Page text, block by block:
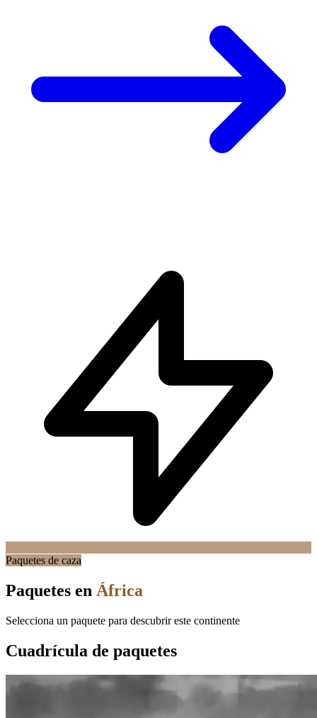
Paquetes de caza
Paquetes en África
Selecciona un paquete para descubrir este continente
Cuadrícula de paquetes